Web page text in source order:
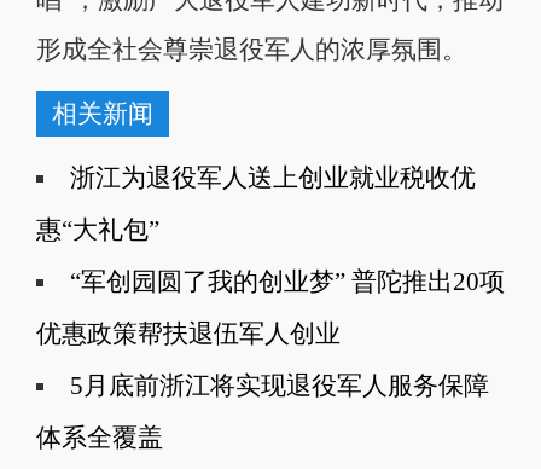
形成全社会尊崇退役军人的浓厚氛围。
相关新闻
浙江为退役军人送上创业就业税收优
惠“大礼包”
“军创园圆了我的创业梦” 普陀推出20项
优惠政策帮扶退伍军人创业
5月底前浙江将实现退役军人服务保障
体系全覆盖